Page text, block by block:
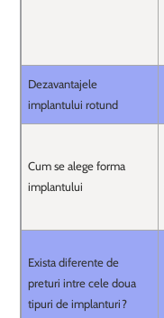
Dezavantajele
implantului rotund
Cum se alege forma
implantului
Exista diferente de
preturi intre cele doua
tipuri de implanturi?